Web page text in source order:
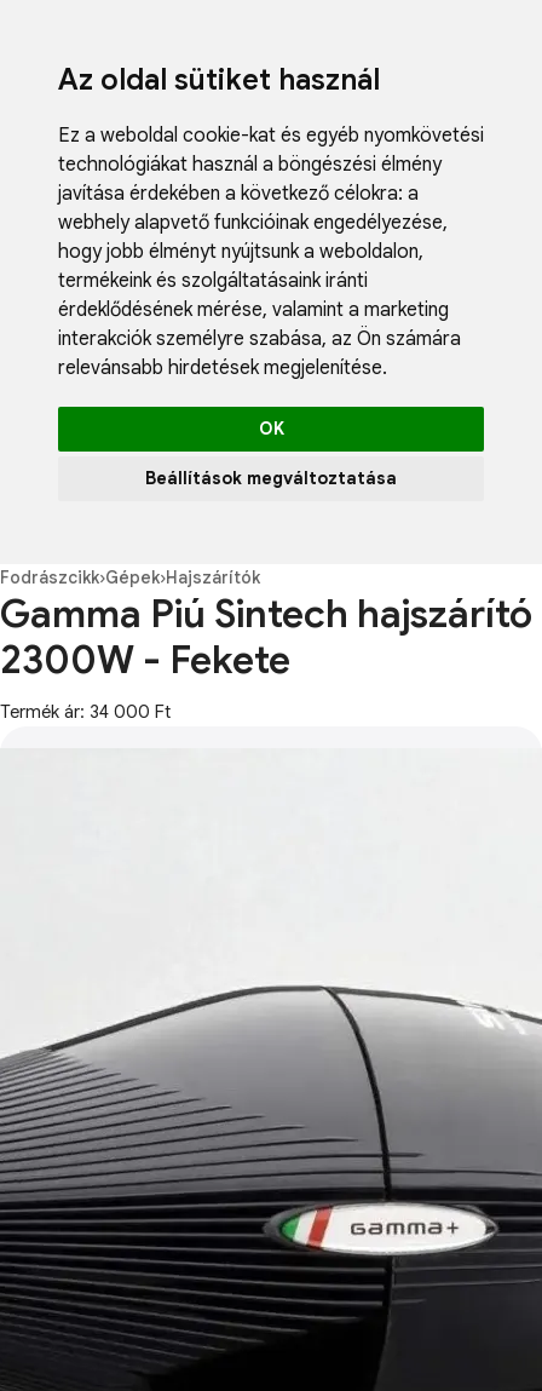
Az oldal sütiket használ
Ez a weboldal cookie-kat és egyéb nyomkövetési
technológiákat használ a böngészési élmény
javítása érdekében a következő célokra: a
webhely alapvető funkcióinak engedélyezése,
hogy jobb élményt nyújtsunk a weboldalon,
termékeink és szolgáltatásaink iránti
érdeklődésének mérése, valamint a marketing
interakciók személyre szabása, az Ön számára
relevánsabb hirdetések megjelenítése.
OK
Beállítások megváltoztatása
Blog
Fodrászcikk›Gépek›Hajszárítók
Gamma Piú Sintech hajszárító
2300W - Fekete
Termék ár: 34 000 Ft